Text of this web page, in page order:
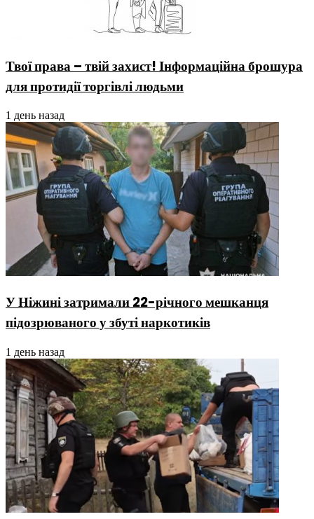
Твої права – твій захист! Інформаційна брошура
для протидії торгівлі людьми
1 день назад
У Ніжині затримали 22-річного мешканця
підозрюваного у збуті наркотиків
1 день назад